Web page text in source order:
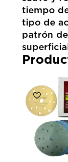
tiempo
tipo de
patrón